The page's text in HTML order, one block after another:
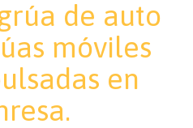
de auto
móviles
en